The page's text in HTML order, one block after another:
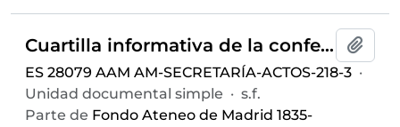
Cuartilla informativa de la conferencia "Problemática de la enseñanza musical" ofrecida por Cristóbal Halffter, celebrada el 12 de noviembre de 1964 en el Salón de Actos y auspiciada por el Aula de Música
ES 28079 AAM AM-SECRETARÍA-ACTOS-218-3 ·
Unidad documental simple · s.f.
Parte de Fondo Ateneo de Madrid 1835-